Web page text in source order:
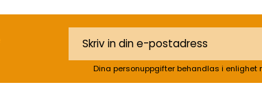
Dina personuppgifter behandlas i enlighet